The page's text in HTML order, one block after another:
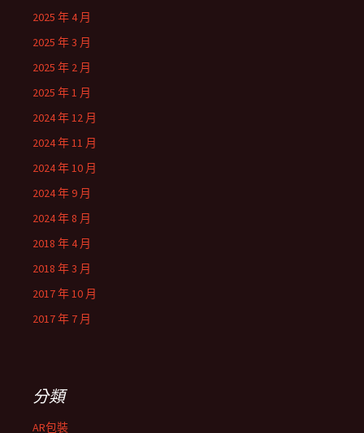
2025 年 4 月
2025 年 3 月
2025 年 2 月
2025 年 1 月
2024 年 12 月
2024 年 11 月
2024 年 10 月
2024 年 9 月
2024 年 8 月
2018 年 4 月
2018 年 3 月
2017 年 10 月
2017 年 7 月
分類
AR包裝